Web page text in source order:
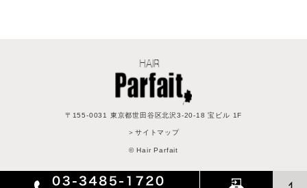
〒155-0031 東京都世田谷区北沢3-20-18 宝ビル 1F
＞サイトマップ
© Hair Parfait